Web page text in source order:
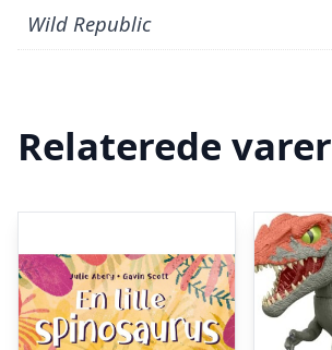
Wild Republic
Relaterede varer